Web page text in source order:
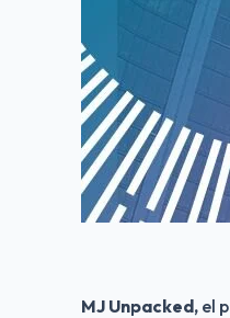
MJ Unpacked, el